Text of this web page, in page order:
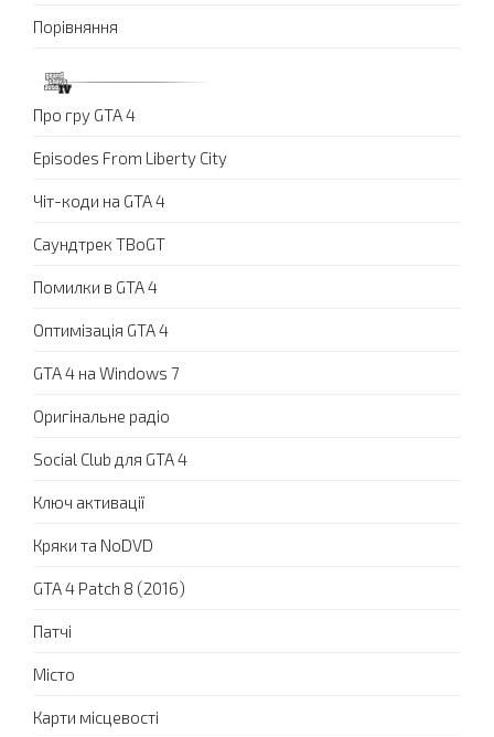
Порівняння
Про гру GTA 4
Episodes From Liberty City
Чіт-коди на GTA 4
Саундтрек TBoGT
Помилки в GTA 4
Оптимізація GTA 4
GTA 4 на Windows 7
Оригінальне радіо
Social Club для GTA 4
Ключ активації
Кряки та NoDVD
GTA 4 Patch 8 (2016)
Патчі
Місто
Карти місцевості